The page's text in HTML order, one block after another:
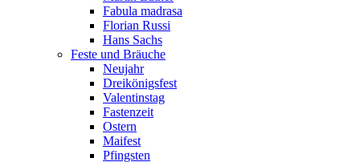
Fabula madrasa
Florian Russi
Hans Sachs
Feste und Bräuche
Neujahr
Dreikönigsfest
Valentinstag
Fastenzeit
Ostern
Maifest
Pfingsten